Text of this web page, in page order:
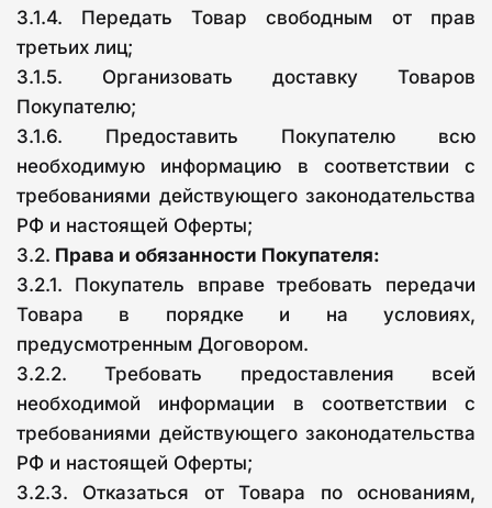
3.1.4. Передать Товар свободным от прав
третьих лиц;
3.1.5. Организовать доставку Товаров
Покупателю;
3.1.6. Предоставить Покупателю всю
необходимую информацию в соответствии с
требованиями действующего законодательства
РФ и настоящей Оферты;
3.2. Права и обязанности Покупателя:
3.2.1. Покупатель вправе требовать передачи
Товара в порядке и на условиях,
предусмотренным Договором.
3.2.2. Требовать предоставления всей
необходимой информации в соответствии с
требованиями действующего законодательства
РФ и настоящей Оферты;
3.2.3. Отказаться от Товара по основаниям,